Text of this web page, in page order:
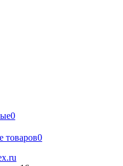
0
товаров0